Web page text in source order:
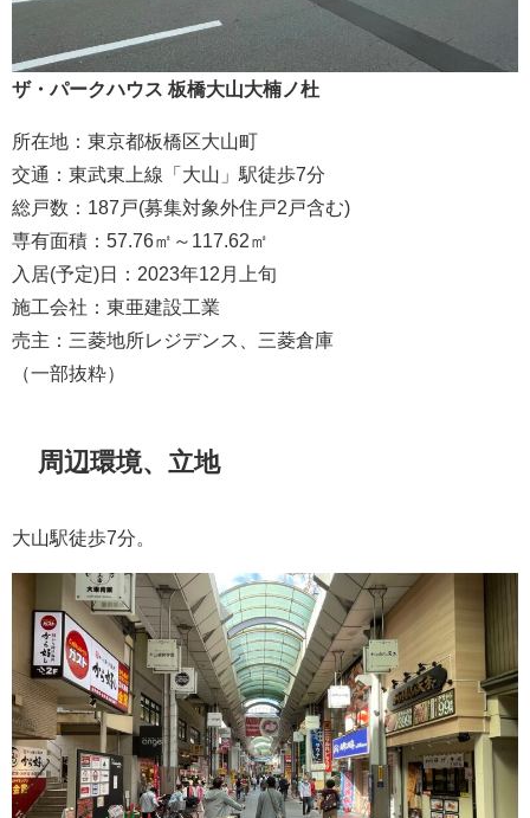
ザ・パークハウス 板橋大山大楠ノ杜
所在地：東京都板橋区大山町
交通：東武東上線「大山」駅徒歩7分
総戸数：187戸(募集対象外住戸2戸含む)
専有面積：57.76㎡～117.62㎡
入居(予定)日：2023年12月上旬
施工会社：東亜建設工業
売主：三菱地所レジデンス、三菱倉庫
（一部抜粋）
周辺環境、立地
大山駅徒歩7分。